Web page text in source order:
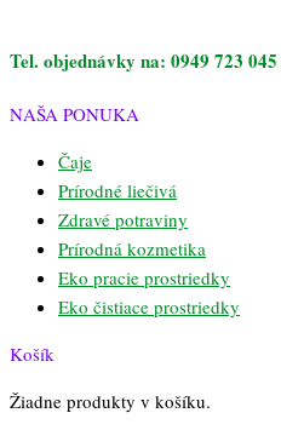
Tel. objednávky na: 0949 723 045
NAŠA PONUKA
Čaje
Prírodné liečivá
Zdravé potraviny
Prírodná kozmetika
Eko pracie prostriedky
Eko čistiace prostriedky
Košík
Žiadne produkty v košíku.